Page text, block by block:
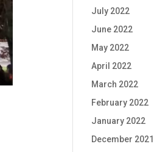
July 2022
June 2022
May 2022
April 2022
March 2022
February 2022
January 2022
December 2021